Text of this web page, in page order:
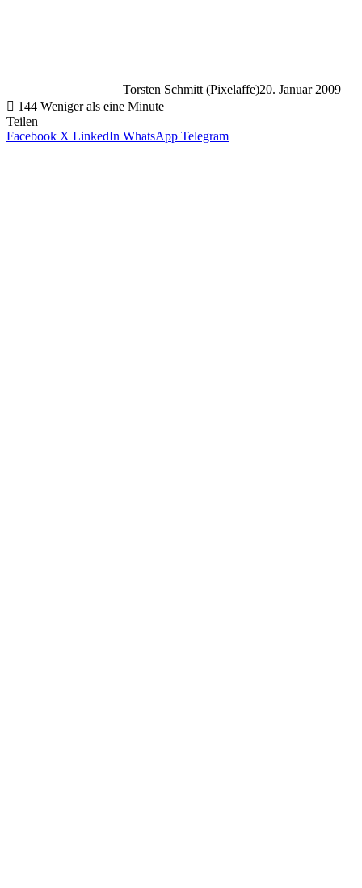
Torsten Schmitt (Pixelaffe)20. Januar 2009
144 Weniger als eine Minute
Teilen
Facebook X LinkedIn WhatsApp Telegram